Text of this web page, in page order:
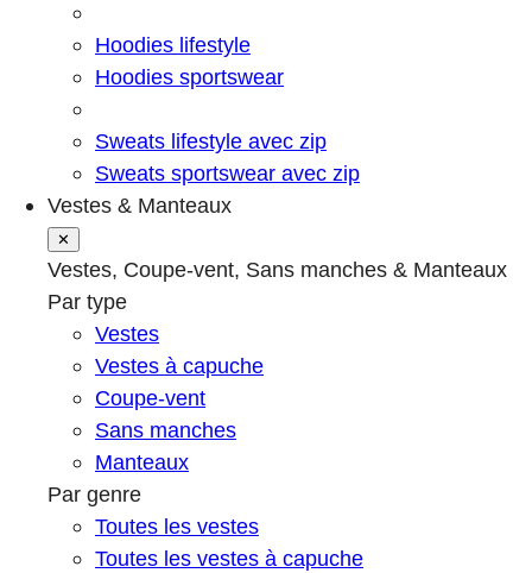
Hoodies lifestyle
Hoodies sportswear
Sweats lifestyle avec zip
Sweats sportswear avec zip
Vestes & Manteaux
✕
Vestes, Coupe-vent, Sans manches & Manteaux
Par type
Vestes
Vestes à capuche
Coupe-vent
Sans manches
Manteaux
Par genre
Toutes les vestes
Toutes les vestes à capuche